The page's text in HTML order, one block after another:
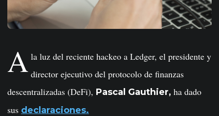
A la luz del reciente hackeo a Ledger, el presidente y
director ejecutivo del protocolo de finanzas
descentralizadas (DeFi), Pascal Gauthier, ha dado
sus declaraciones.